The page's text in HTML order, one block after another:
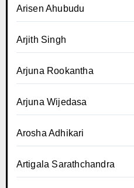
Arisen Ahubudu
Arjith Singh
Arjuna Rookantha
Arjuna Wijedasa
Arosha Adhikari
Artigala Sarathchandra